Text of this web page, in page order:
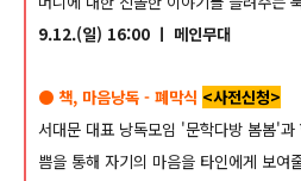
9.12.(일) 16:00 ㅣ 메인무대
● 책, 마음낭독 - 폐막식 <사전신청>
서대문 대표 낭독모임 '문학다방 봄봄'
쁨을 통해 자기의 마음을 타인에게 보여